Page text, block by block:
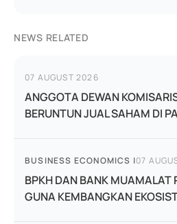
NEWS RELATED
07 AUGUST 2026
ANGGOTA DEWAN
BERUNTUN JUAL SAHAM DI
BUSINESS ECONOMICS |07
BPKH DAN BANK MUAMALAT
GUNA KEMBANGKAN